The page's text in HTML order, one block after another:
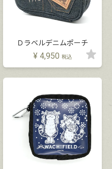
Ｄラベルデニムポーチ
¥ 4,950 税込